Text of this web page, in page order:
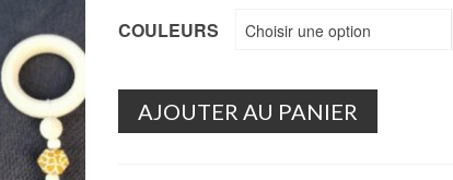
COULEURS Choisir une option
AJOUTER AU PANIER